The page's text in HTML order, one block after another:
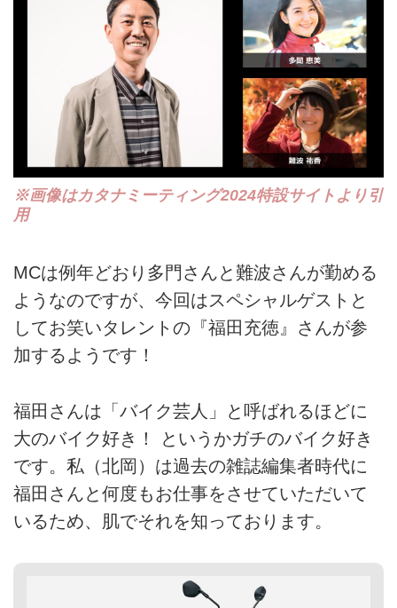
※画像はカタナミーティング2024特設サイトより引
用
MCは例年どおり多門さんと難波さんが勤める
ようなのですが、今回はスペシャルゲストと
してお笑いタレントの『福田充徳』さんが参
加するようです！
福田さんは「バイク芸人」と呼ばれるほどに
大のバイク好き！ というかガチのバイク好き
です。私（北岡）は過去の雑誌編集者時代に
福田さんと何度もお仕事をさせていただいて
いるため、肌でそれを知っております。